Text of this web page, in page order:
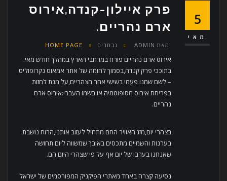
5
מאי
פרק איילון-קנדה,אירוס
ארם נהריים.
מאת ADMIN נבחרים HOME PAGE
אירוס ארם נהריים פורח במרחבי הארץ במהלך חודש מאי.
בתוככי פרק קנדה,בסמוך לחומה של אתר אמאוס נקרופוליס
– לשם שמנו פעמי בשישי אחר הצהריים,על מנת לחזות
בפריחת אירוס מסופוטמיה או בשמו העברי:אירוס ארם
נהריים.
בצהרי יום,מזג האוויר החם מתחיל לעזוב אותנו,הרוח נושבת
בערנות והשמיים מתכסים באובך שמשווה ליום תחושה
שאנחנו בערבו של יום אף על פי שצהרי היום הם.
נסיעה קצרה באחד מאתרי הפיקניק המפורסמים של ישראל